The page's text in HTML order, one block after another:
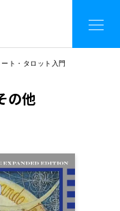
ト・タロット入門
の他